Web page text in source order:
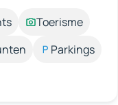
Toerisme
Parkings